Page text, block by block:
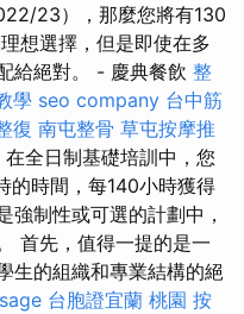
23），那麼您將有130
想選擇，但是即使在多
給絕對。 - 慶典餐飲 整
學 seo company 台中筋
復 南屯整骨 草屯按摩推
在全日制基礎培訓中，您
的時間，每140小時獲得
強制性或可選的計劃中，
首先，值得一提的是一
生的組織和專業結構的絕
台胞證宜蘭 桃園 按